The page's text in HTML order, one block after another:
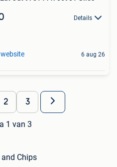
Details
6 aug 26
2 3
1 van 3
Chips